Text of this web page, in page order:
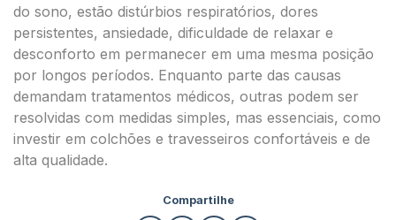
do sono, estão distúrbios respiratórios, dores
persistentes, ansiedade, dificuldade de relaxar e
desconforto em permanecer em uma mesma posição
por longos períodos. Enquanto parte das causas
demandam tratamentos médicos, outras podem ser
resolvidas com medidas simples, mas essenciais, como
investir em colchões e travesseiros confortáveis e de
alta qualidade.
Compartilhe